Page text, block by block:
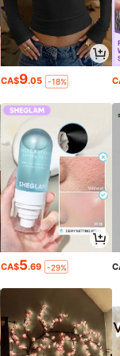
CA$9.05 -18%
CA$5.69 -29%